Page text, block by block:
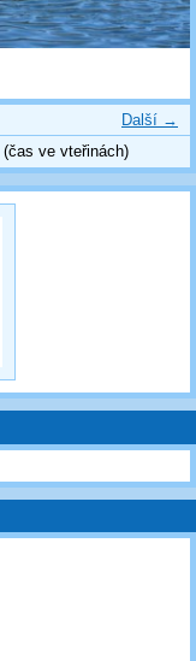
Další →
(čas ve vteřinách)